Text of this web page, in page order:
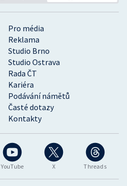
YouTube X Threads
Pro média
Reklama
Studio Brno
Studio Ostrava
Rada ČT
Kariéra
Podávání námětů
Časté dotazy
Kontakty